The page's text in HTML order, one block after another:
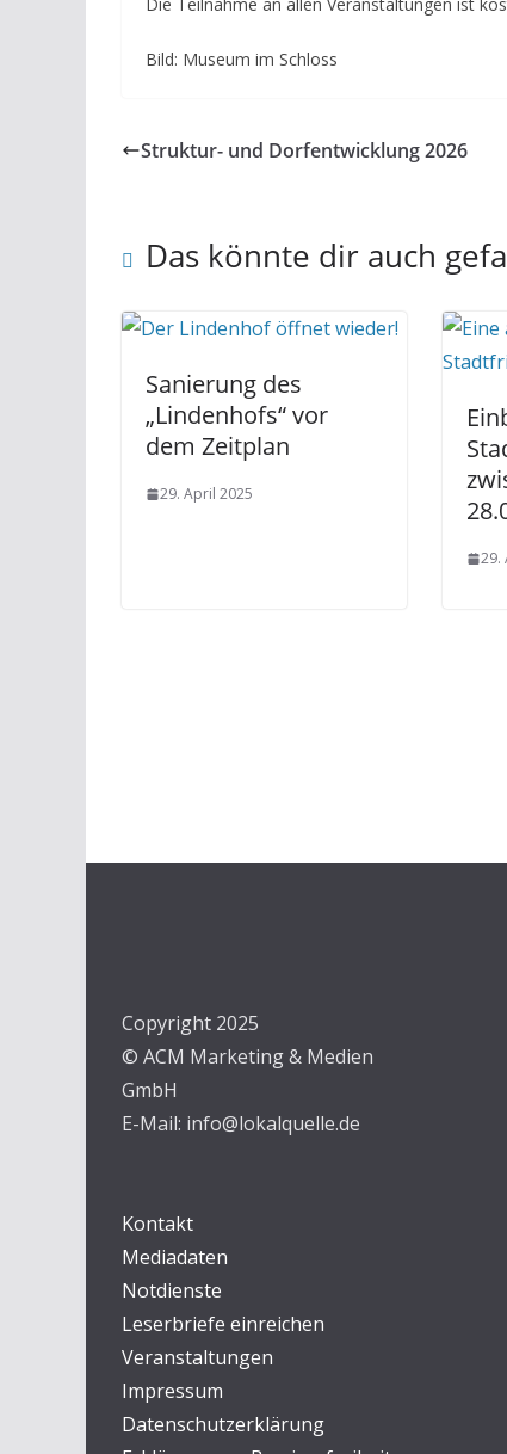
Die Teilnahme an allen Veranstaltungen ist
Bild: Museum im Schloss
Struktur- und Dorfentwicklung 2026
Das könnte dir auch
Sanierung des
„Lindenhofs“ vor
dem Zeitplan
29. April 2025
29.
Copyright 2025
© ACM Marketing & Medien
GmbH
E-Mail: info@lokalquelle.de
Kontakt
Mediadaten
Notdienste
Leserbriefe einreichen
Veranstaltungen
Impressum
Datenschutzerklärung